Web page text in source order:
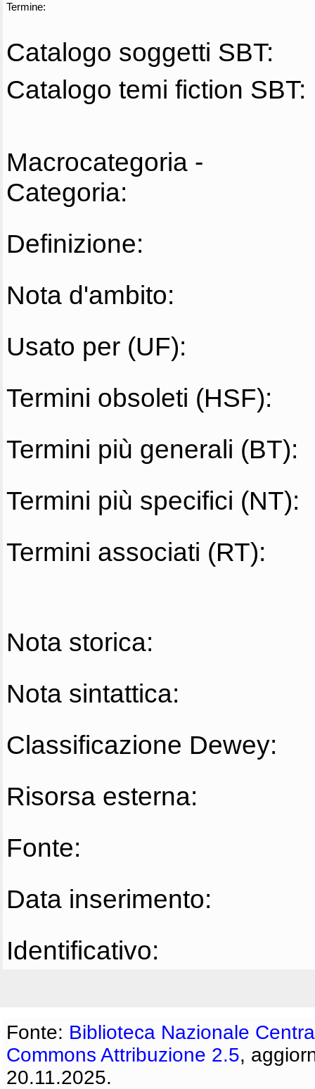
Termine:
Catalogo soggetti SBT:
Catalogo temi fiction SBT:
Macrocategoria -
Categoria:
Definizione:
Nota d'ambito:
Usato per (UF):
Termini obsoleti (HSF):
Termini più generali (BT):
Termini più specifici (NT):
Termini associati (RT):
Nota storica:
Nota sintattica:
Classificazione Dewey:
Risorsa esterna:
Fonte:
Data inserimento:
Identificativo:
Fonte: Biblioteca Nazionale
Commons Attribuzione 2.5,
20.11.2025.